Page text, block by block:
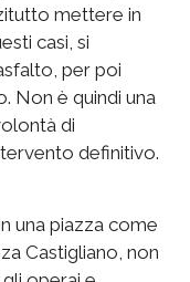
mettere in
casi, si
per poi
Non è quindi una
di
definitivo.
una piazza come
Castigliano, non